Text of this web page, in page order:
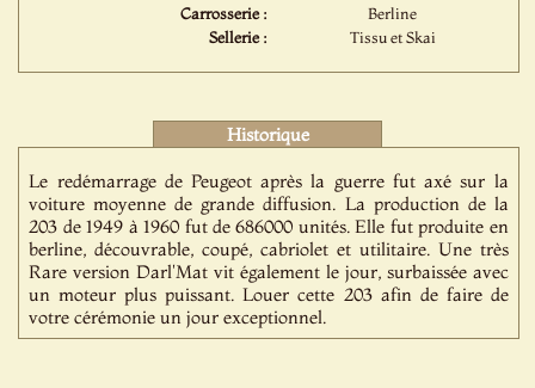
Carrosserie :
Berline
Sellerie :
Tissu et Skai
Historique
Le redémarrage de Peugeot après la guerre fut axé sur la
voiture moyenne de grande diffusion. La production de la
203 de 1949 à 1960 fut de 686000 unités. Elle fut produite en
berline, découvrable, coupé, cabriolet et utilitaire. Une très
Rare version Darl'Mat vit également le jour, surbaissée avec
un moteur plus puissant. Louer cette 203 afin de faire de
votre cérémonie un jour exceptionnel.